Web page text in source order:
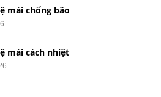
mái chống bão
mái cách nhiệt